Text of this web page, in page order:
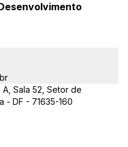
A, Sala 52, Setor de
- DF - 71635-160